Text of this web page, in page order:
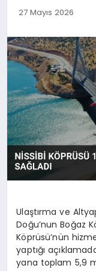
MAGAZIN
GENEL
EKONOMI
YEREL HABERLER
GÜNDEM
27 Mayıs 2026
Ulaştırma ve
Doğu’nun Boğaz
Köprüsü’nün
yaptığı
yana toplam 5,9